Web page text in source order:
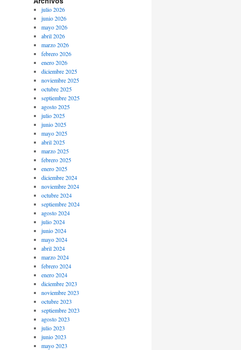
julio 2026
junio 2026
mayo 2026
abril 2026
marzo 2026
febrero 2026
enero 2026
diciembre 2025
noviembre 2025
octubre 2025
septiembre 2025
agosto 2025
julio 2025
junio 2025
mayo 2025
abril 2025
marzo 2025
febrero 2025
enero 2025
diciembre 2024
noviembre 2024
octubre 2024
septiembre 2024
agosto 2024
julio 2024
junio 2024
mayo 2024
abril 2024
marzo 2024
febrero 2024
enero 2024
diciembre 2023
noviembre 2023
octubre 2023
septiembre 2023
agosto 2023
julio 2023
junio 2023
mayo 2023